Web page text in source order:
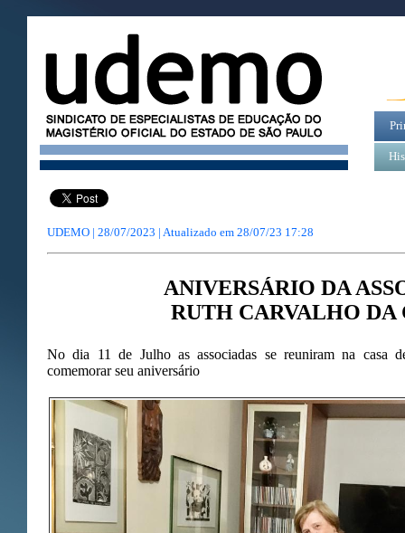
UDEMO | 28/07/2023 | Atualizado em 28/07/23 17:28
ANIVERSÁRIO DA
RUTH CARVALHO DA
No dia 11 de Julho as associadas se reuniram na casa
comemorar seu aniversário